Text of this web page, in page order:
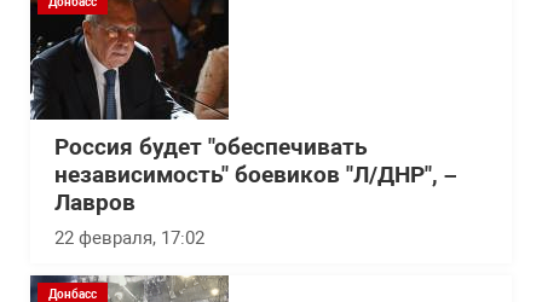
Россия будет "обеспечивать
независимость" боевиков "Л/ДНР", –
Лавров
22 февраля, 17:02
Донбасс